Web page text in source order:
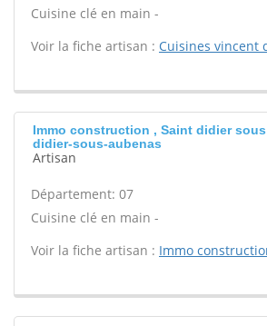
Cuisine clé en main -
Voir la fiche artisan : Cuisines vincent
Immo construction , Saint didier
didier-sous-aubenas
Artisan
Département: 07
Cuisine clé en main -
Voir la fiche artisan : Immo